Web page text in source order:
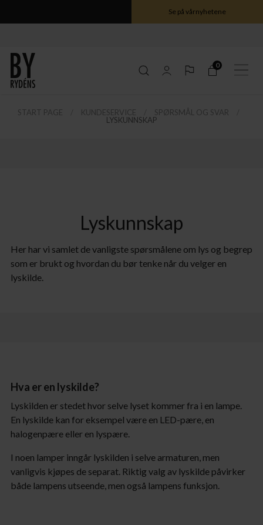
Se på vårnyhetene
0
START PAGE KUNDESERVICE
SPØRSMÅL OG SVAR
LYSKUNNSKAP
Lyskunnskap
Her har vi samlet de vanligste spørsmålene om lys og begrep
som er brukt og hvordan du bør tenke når du velger en
lyskilde.
Hva er en lyskilde?
Lyskilden er stedet hvor selve lyset kommer fra i en lampe.
En lyskilde kan for eksempel være en LED-pære, en
halogenpære eller en lyspære.
I noen lamper inngår lyskilden i selve armaturen, men
vanligvis kjøpes de separat. Riktig valg av lyskilde påvirker
både lampens utseende, men også lampens funksjon.